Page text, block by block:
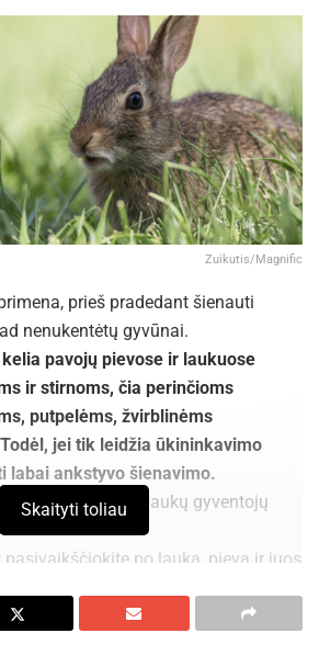
Zuikutis/Magnific
prieš pradedant šienauti
nenukentėtų gyvūnai.
pavojų pievose ir laukuose
ir stirnoms, čia perinčioms
putpelėms, žvirblinėms
jei tik leidžia ūkininkavimo
labai ankstyvo šienavimo.
išvengti pievų ir laukų gyventojų
pasivaikščiokite po lauką, pievą ir juos
nuo lauko vidurio, šienaujant nuo
Skaityti toliau